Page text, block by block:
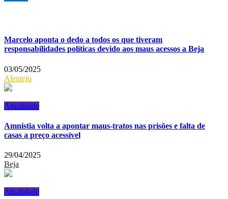
Marcelo aponta o dedo a todos os que tiveram
responsabilidades políticas devido aos maus acessos a Beja
03/05/2025
Alentejo
Atualidade
Amnistia volta a apontar maus-tratos nas prisões e falta de
casas a preço acessível
29/04/2025
Beja
Atualidade